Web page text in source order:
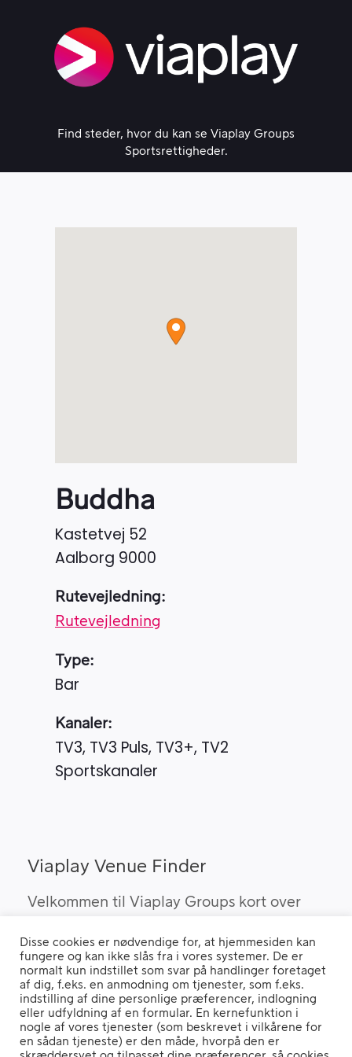
Find steder, hvor du kan se Viaplay Groups
Sportsrettigheder.
Buddha
Kastetvej 52
Aalborg 9000
Rutevejledning:
Rutevejledning
Type:
Bar
Kanaler:
TV3, TV3 Puls, TV3+, TV2
Sportskanaler
Viaplay Venue Finder
Velkommen til Viaplay Groups kort over
finde barer, pubber og hoteller, som kan
vise Viaplay’s sportsrettigheder i Danmark.
Hvis du benytter en "Ad Blocker" vil du opleve, at siden ikke fungerer
ordentligt.
Disse cookies er nødvendige for, at hjemmesiden kan
fungere og kan ikke slås fra i vores systemer. De er
normalt kun indstillet som svar på handlinger foretaget
af dig, f.eks. en anmodning om tjenester, som f.eks.
indstilling af dine personlige præferencer, indlogning
eller udfyldning af en formular. En kernefunktion i
nogle af vores tjenester (som beskrevet i vilkårene for
en sådan tjeneste) er den måde, hvorpå den er